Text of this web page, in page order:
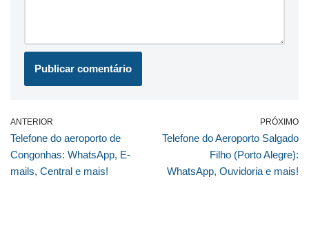
ANTERIOR
Telefone do aeroporto de
Congonhas: WhatsApp, E-
mails, Central e mais!
PRÓXIMO
Telefone do Aeroporto Salgado
Filho (Porto Alegre):
WhatsApp, Ouvidoria e mais!